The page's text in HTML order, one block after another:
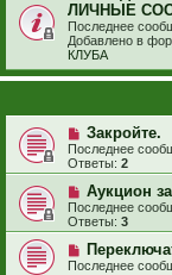
ЛИЧНЫЕ
Последнее
Добавлено в
КЛУБА
Закройте.
Последнее
Ответы: 2
Аукцион
Последнее
Ответы: 3
Последнее